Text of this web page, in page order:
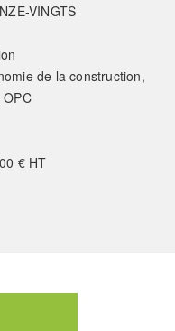
VINGTS
de la construction,
€ HT